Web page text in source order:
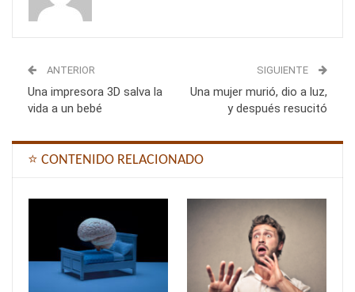
ANTERIOR
Una impresora 3D salva la
vida a un bebé
SIGUIENTE
Una mujer murió, dio a luz,
y después resucitó
⭐ CONTENIDO RELACIONADO